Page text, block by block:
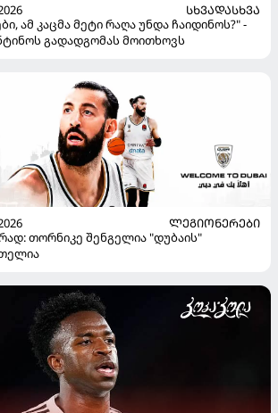
ᲡᲮᲕᲐᲓᲐᲡᲮᲕᲐ
ამ კაცმა მეტი რაღა უნდა ჩაიდინოს?" -
გადადგომას მოითხოვს
ᲚᲔᲒᲘᲝᲜᲔᲠᲔᲑᲘ
თორნიკე შენგელია "დუბაის"